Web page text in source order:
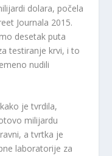
dolara, počela
Journala 2015.
desetak puta
testiranje krvi, i to
nudili
je tvrdila,
milijardu
a tvrtka je
laboratorije za